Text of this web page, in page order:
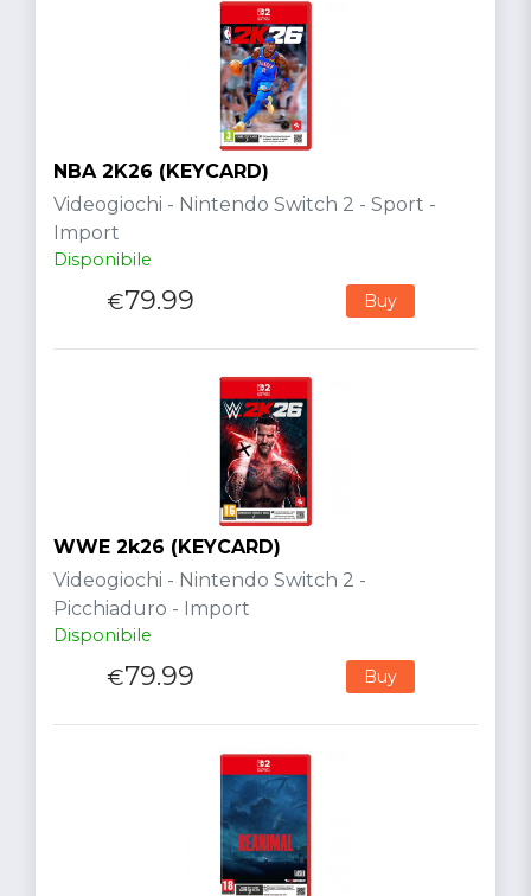
NBA 2K26 (KEYCARD)
Videogiochi - Nintendo Switch 2 - Sport -
Import
Disponibile
€79.99 Buy
WWE 2k26 (KEYCARD)
Videogiochi - Nintendo Switch 2 -
Picchiaduro - Import
Disponibile
€79.99 Buy